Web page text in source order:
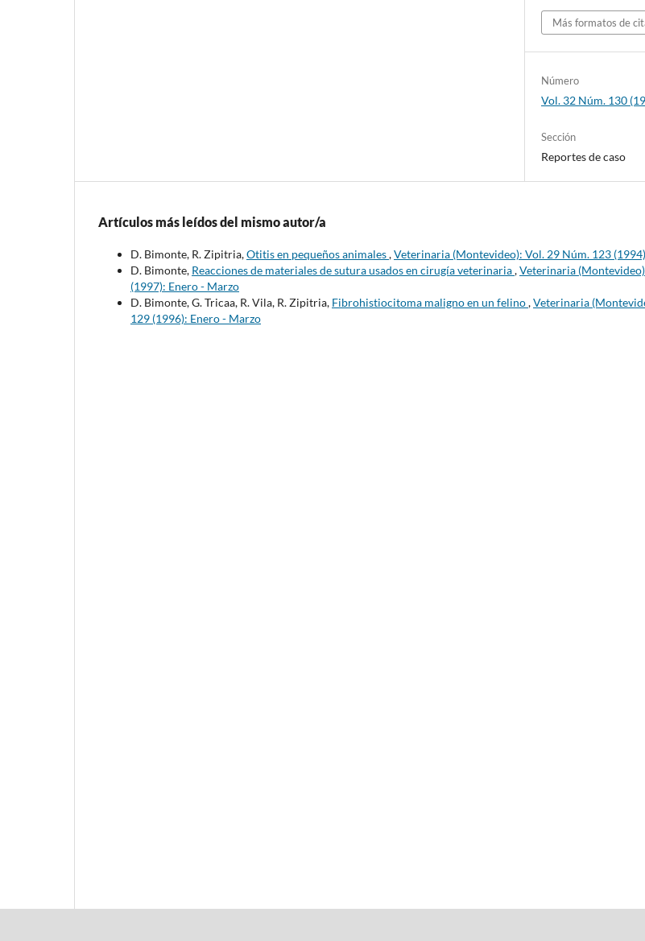
Más formatos de
Número
Vol. 32 Núm. 130
Sección
Reportes de caso
Artículos más leídos del mismo autor/a
D. Bimonte, R. Zipitria,Otitis en pequeños animales,Veterinaria (Montevideo): Vol. 29 Núm. 123
D. Bimonte, Reacciones de materiales de sutura usados en cirugía veterinaria,Veterinaria
(1997): Enero - Marzo
D. Bimonte, G. Tricaa, R. Vila, R. Zipitria, Fibrohistiocitoma maligno en un felino,Veterinaria
129 (1996): Enero - Marzo